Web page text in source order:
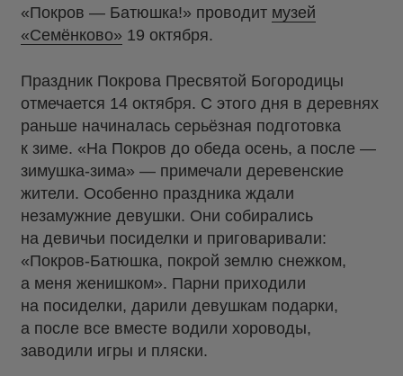
«Покров — Батюшка!» проводит музей
«Семёнково» 19 октября.
Праздник Покрова Пресвятой Богородицы
отмечается 14 октября. С этого дня в деревнях
раньше начиналась серьёзная подготовка
к зиме. «На Покров до обеда осень, а после —
зимушка-зима» — примечали деревенские
жители. Особенно праздника ждали
незамужние девушки. Они собирались
на девичьи посиделки и приговаривали:
«Покров-Батюшка, покрой землю снежком,
а меня женишком». Парни приходили
на посиделки, дарили девушкам подарки,
а после все вместе водили хороводы,
заводили игры и пляски.